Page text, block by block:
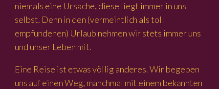
niemals eine Ursache, diese liegt immer in uns
selbst. Denn in den (vermeintlich als toll
empfundenen) Urlaub nehmen wir stets immer uns
und unser Leben mit.
Eine Reise ist etwas völlig anderes. Wir begeben
uns auf einen Weg, manchmal mit einem bekannten